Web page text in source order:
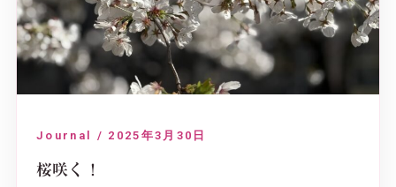
Journal / 2025年3月30日
桜咲く！